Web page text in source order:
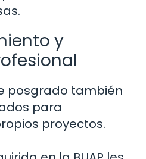
y
posgrado también
para
proyectos.